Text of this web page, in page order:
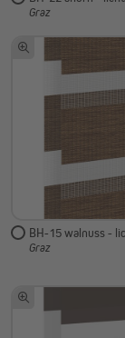
Graz
BH-15 walnuss -
Graz